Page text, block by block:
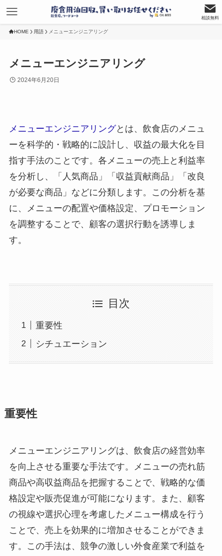
相談無料
HOME 用語 メニューエンジニアリング
メニューエンジニアリング
2024年6月20日
メニューエンジニアリングとは、飲食店のメニュ
ーを科学的・戦略的に設計し、収益の最大化を目
指す手法のことです。各メニューの売上と利益率
を分析し、「人気商品」「収益貢献商品」「改良
が必要な商品」などに分類します。この分析を基
に、メニューの配置や価格設定、プロモーション
を調整することで、顧客の選択行動を誘導しま
す。
目次
重要性
シチュエーション
重要性
メニューエンジニアリングは、飲食店の経営効率
を向上させる重要な手法です。メニューの売れ筋
商品や高収益商品を把握することで、戦略的な価
格設定や販売促進が可能になります。また、顧客
の視線や選択心理を考慮したメニュー構成を行う
ことで、売上を効果的に増加させることができま
す。この手法は、競争の激しい外食産業で利益を